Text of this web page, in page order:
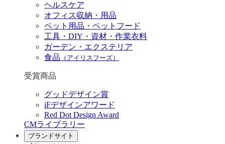
ヘルスケア
オフィス収納・用品
ペット用品・ペットフード
工具・DIY・資材・作業衣料
ガーデン・エクステリア
食品 （アイリスフーズ）
受賞商品
グッドデザイン賞
iFデザインアワード
Red Dot Design Award
CMライブラリー
ブランドサイト